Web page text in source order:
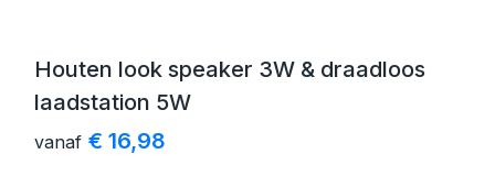
Houten look speaker 3W & draadloos
laadstation 5W
vanaf € 16,98